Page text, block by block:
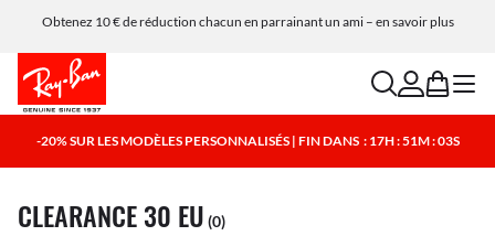
Obtenez 10 € de réduction chacun en parrainant un ami – en savoir plus
searchaccount
bag menu
-20% SUR LES MODÈLES PERSONNALISÉS | FIN DANS : 17H : 51M : 03S
CLEARANCE 30 EU (0)